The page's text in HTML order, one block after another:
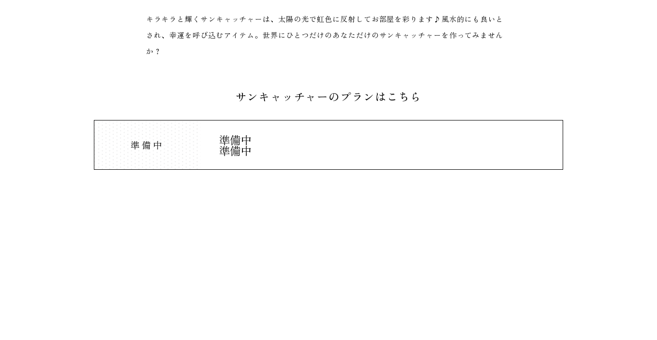
キラキラと輝くサンキャッチャーは、太陽の光で虹色に反射してお部屋を彩ります♪風水的にも良いと
され、幸運を呼び込むアイテム。世界にひとつだけのあなただけのサンキャッチャーを作ってみません
か？
サンキャッチャーのプランはこちら
準備中 準備中
準備中